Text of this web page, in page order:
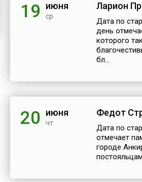
19 июня
ср
Ларион
Дата по
день
которого
бл...
20 июня
чт
Федот
Дата по
отмечает
городе